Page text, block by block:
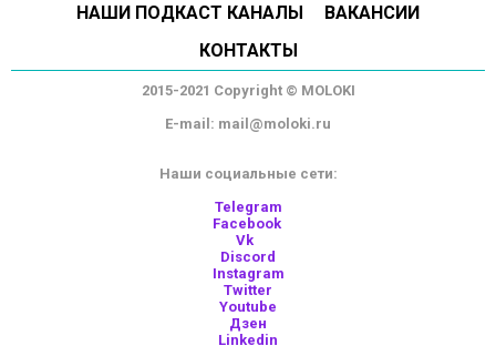
НАШИ ПОДКАСТ КАНАЛЫ
ВАКАНСИИ
КОНТАКТЫ
2015-2021 Copyright © MOLOKI
E-mail: mail@moloki.ru
Наши социальные сети:
Telegram
Facebook
Vk
Discord
Instagram
Twitter
Youtube
Дзен
Linkedin